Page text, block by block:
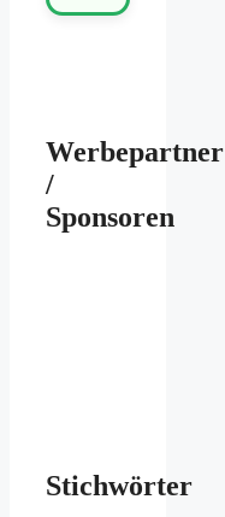
Werbepartner
/
Sponsoren
Stichwörter